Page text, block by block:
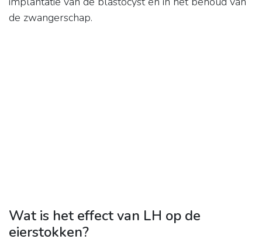
de zwangerschap.
Wat is het effect van LH op de
eierstokken?